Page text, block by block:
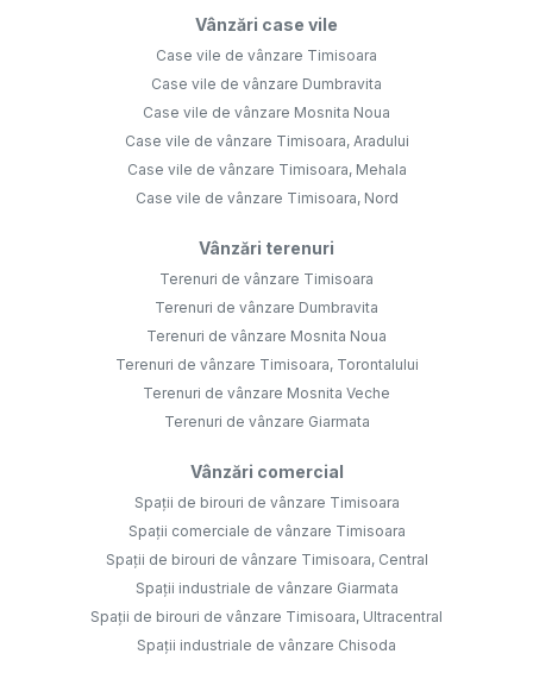
Vânzări case vile
Case vile de vânzare Timisoara
Case vile de vânzare Dumbravita
Case vile de vânzare Mosnita Noua
Case vile de vânzare Timisoara, Aradului
Case vile de vânzare Timisoara, Mehala
Case vile de vânzare Timisoara, Nord
Vânzări terenuri
Terenuri de vânzare Timisoara
Terenuri de vânzare Dumbravita
Terenuri de vânzare Mosnita Noua
Terenuri de vânzare Timisoara, Torontalului
Terenuri de vânzare Mosnita Veche
Terenuri de vânzare Giarmata
Vânzări comercial
Spații de birouri de vânzare Timisoara
Spații comerciale de vânzare Timisoara
Spații de birouri de vânzare Timisoara, Central
Spații industriale de vânzare Giarmata
Spații de birouri de vânzare Timisoara, Ultracentral
Spații industriale de vânzare Chisoda